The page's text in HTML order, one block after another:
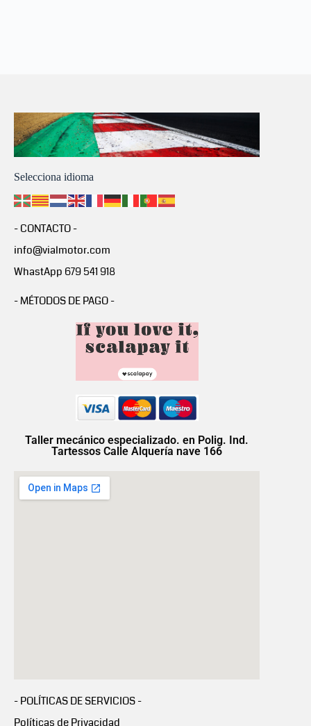
Selecciona idioma
- CONTACTO -
info@vialmotor.com
WhastApp 679 541 918
- MÉTODOS DE PAGO -
Taller mecánico especializado. en Polig. Ind.
Tartessos Calle Alquería nave 166
- POLÍTICAS DE SERVICIOS -
Políticas de Privacidad